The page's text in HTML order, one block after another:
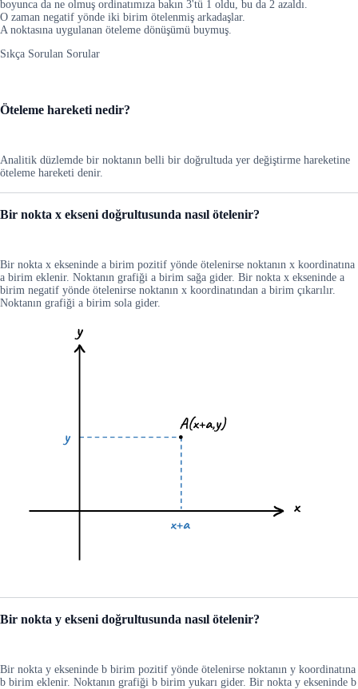
boyunca da ne olmuş ordinatımıza bakın 3'tü 1 oldu, bu da 2 azaldı.
O zaman negatif yönde iki birim ötelenmiş arkadaşlar.
A noktasına uygulanan öteleme dönüşümü buymuş.
Sıkça Sorulan Sorular
Öteleme hareketi nedir?
Analitik düzlemde bir noktanın belli bir doğrultuda yer değiştirme hareketine
öteleme hareketi denir.
Bir nokta x ekseni doğrultusunda nasıl ötelenir?
Bir nokta x ekseninde a birim pozitif yönde ötelenirse noktanın x koordinatına
a birim eklenir. Noktanın grafiği a birim sağa gider. Bir nokta x ekseninde a
birim negatif yönde ötelenirse noktanın x koordinatından a birim çıkarılır.
Noktanın grafiği a birim sola gider.
Bir nokta y ekseni doğrultusunda nasıl ötelenir?
Bir nokta y ekseninde b birim pozitif yönde ötelenirse noktanın y koordinatına
b birim eklenir. Noktanın grafiği b birim yukarı gider. Bir nokta y ekseninde b